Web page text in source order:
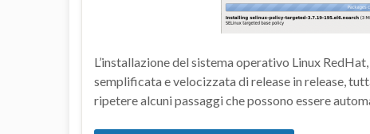
L’installazione del sistema operativo Linux
semplificata e velocizzata di release in release,
ripetere alcuni passaggi che possono essere